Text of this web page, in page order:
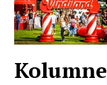
Kolumne